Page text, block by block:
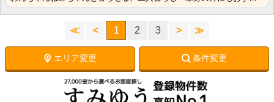
≪ < 1 2 3 > ≫
エリア変更 条件変更